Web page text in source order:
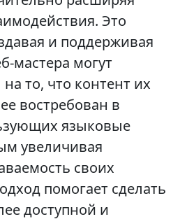
Это
и поддерживая
мастера могут
то, что контент их
востребован в
языковые
увеличивая
своих
помогает сделать
доступной и